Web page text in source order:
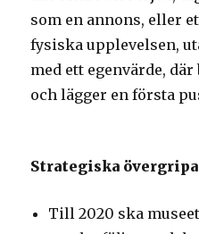
som en annons, eller
fysiska upplevelsen,
med ett egenvärde,
och lägger en första
Strategiska
Till 2020 ska